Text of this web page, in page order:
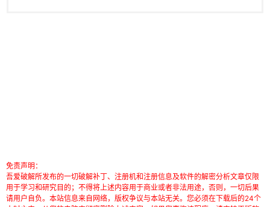
免责声明：
吾爱破解所发布的一切破解补丁、注册机和注册信息及软件的解密分析文章仅限
用于学习和研究目的；不得将上述内容用于商业或者非法用途，否则，一切后果
请用户自负。本站信息来自网络，版权争议与本站无关。您必须在下载后的24个